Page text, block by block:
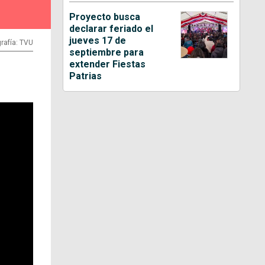
TVU
Proyecto busca
declarar feriado el
jueves 17 de
septiembre para
extender Fiestas
Patrias